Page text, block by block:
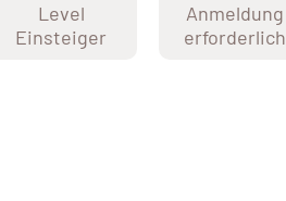
Level
Einsteiger
Anmeldung
erforderlich